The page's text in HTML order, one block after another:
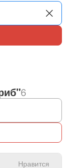
6
Нравится